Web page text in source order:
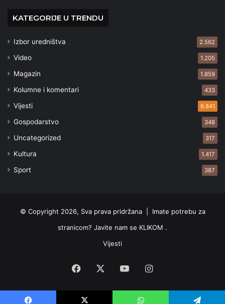
KATEGORIJE U TRENDU
Izbor uredništva 2.562
Video 1.205
Magazin 1.859
Kolumne i komentari 433
Vijesti 6.841
Gospodarstvo 348
Uncategorized 317
Kultura 1.417
Sport 387
© Copyright 2026, Sva prava pridržana | Imate potrebu za
stranicom? Javite nam se KLIKOM .
Vijesti
Facebook YouTubeInstagram